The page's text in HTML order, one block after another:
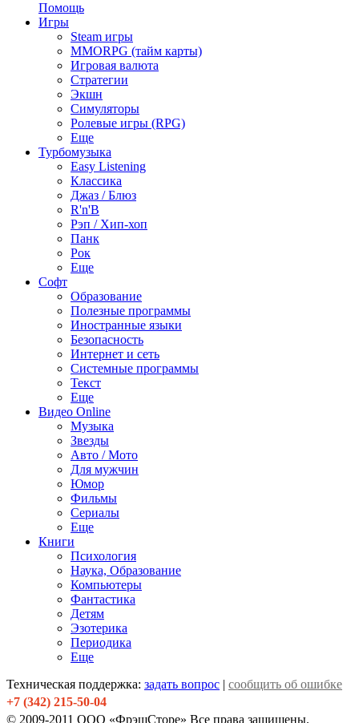
Помощь
Игры
Steam игры
MMORPG (тайм карты)
Игровая валюта
Стратегии
Экшн
Симуляторы
Ролевые игры (RPG)
Еще
Турбомузыка
Easy Listening
Классика
Джаз / Блюз
R'n'B
Рэп / Хип-хоп
Панк
Рок
Еще
Софт
Образование
Полезные программы
Иностранные языки
Безопасность
Интернет и сеть
Системные программы
Текст
Еще
Видео Online
Музыка
Звезды
Авто / Мото
Для мужчин
Юмор
Фильмы
Сериалы
Еще
Книги
Психология
Наука, Образование
Компьютеры
Фантастика
Детям
Эзотерика
Периодика
Еще
Техническая поддержка: задать вопрос | сообщить об ошибке
+7 (342) 215-50-04
© 2009-2011 ООО «ФрэшСторе» Все права защищены.